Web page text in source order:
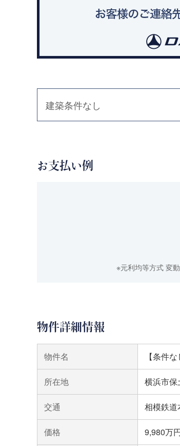
建築条件なし
お支払い例
※元利均等方式 変
物件詳細情報
物件名 【条件
所在地 横浜市
交通 相模鉄道
価格 9,980万